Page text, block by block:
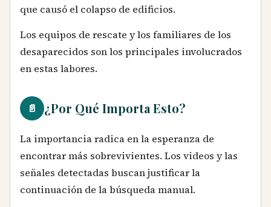
que causó el colapso de edificios.
Los equipos de rescate y los familiares de los
desaparecidos son los principales involucrados
en estas labores.
📄 ¿Por Qué Importa Esto?
La importancia radica en la esperanza de
encontrar más sobrevivientes. Los videos y las
señales detectadas buscan justificar la
continuación de la búsqueda manual.